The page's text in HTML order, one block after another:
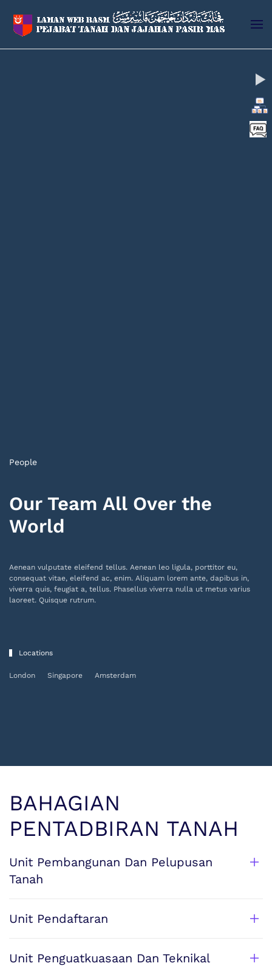
Skip to main content
People
Our Team All Over the
World
Aenean vulputate eleifend tellus. Aenean leo ligula, porttitor eu,
consequat vitae, eleifend ac, enim. Aliquam lorem ante, dapibus in,
viverra quis, feugiat a, tellus. Phasellus viverra nulla ut metus varius
laoreet. Quisque rutrum.
Locations
London Singapore Amsterdam
BAHAGIAN
PENTADBIRAN TANAH
Unit Pembangunan Dan Pelupusan
Tanah
Unit Pendaftaran
Unit Penguatkuasaan Dan Teknikal